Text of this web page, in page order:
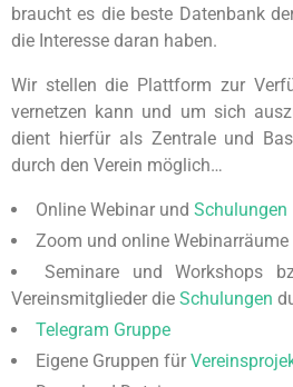
braucht es die beste Datenbank
die Interesse daran haben.
Wir stellen die Plattform zur
vernetzen kann und um sich
dient hierfür als Zentrale und
durch den Verein möglich…
Online Webinar und Schulungen
Zoom und online Webinarräume
Seminare und Workshops
Vereinsmitglieder die Schulungen
Telegram Gruppe
Eigene Gruppen für